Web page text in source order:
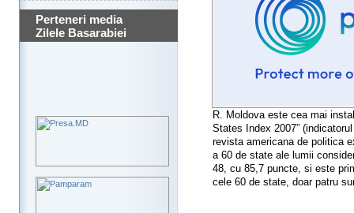
Perteneri media
Zilele Basarabiei
R. Moldova este cea mai
States Index 2007”
revista americana de politica
a 60 de state ale lumii
48, cu 85,7 puncte, si este
cele 60 de state, doar patru